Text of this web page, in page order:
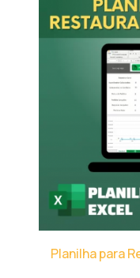
Planilha para